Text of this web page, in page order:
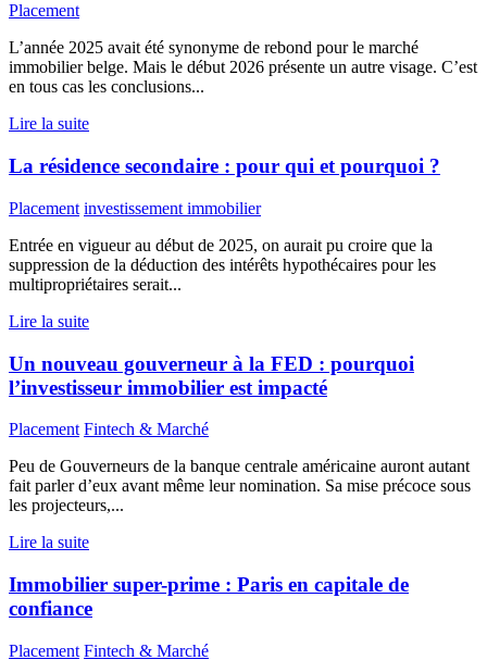
Placement
L’année 2025 avait été synonyme de rebond pour le marché
immobilier belge. Mais le début 2026 présente un autre visage. C’est
en tous cas les conclusions...
Lire la suite
La résidence secondaire : pour qui et pourquoi ?
Placement investissement immobilier
Entrée en vigueur au début de 2025, on aurait pu croire que la
suppression de la déduction des intérêts hypothécaires pour les
multipropriétaires serait...
Lire la suite
Un nouveau gouverneur à la FED : pourquoi
l’investisseur immobilier est impacté
Placement Fintech & Marché
Peu de Gouverneurs de la banque centrale américaine auront autant
fait parler d’eux avant même leur nomination. Sa mise précoce sous
les projecteurs,...
Lire la suite
Immobilier super-prime : Paris en capitale de
confiance
Placement Fintech & Marché